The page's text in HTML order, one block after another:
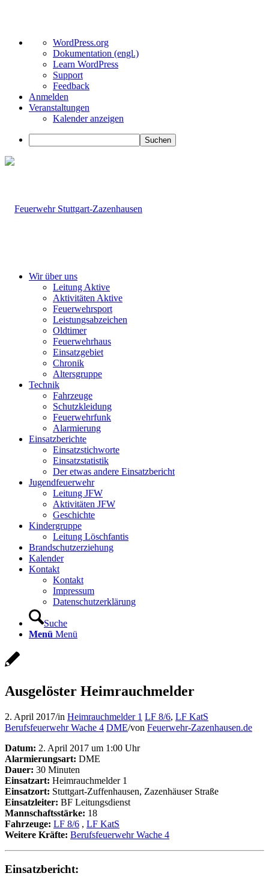
Über
WordPress
WordPress.org
Dokumentation (engl.)
Learn WordPress
Support
Feedback
Anmelden
Veranstaltungen
Kalender anzeigen
Suchen
Wir über uns
Leitung Aktive
Aktivitäten Aktive
Feuerwehrsport
Leistungsabzeichen
Oldtimer
Feuerwehrhaus
Einsatzgebiet
Chronik
Altersgruppe
Technik
Fahrzeuge
Schutzkleidung
Feuerwehrfunk
Alarmierung
Einsatzberichte
Einsatzstichworte
Einsatzstatistik
Der etwas andere Einsatzbericht
Jugendfeuerwehr
Leitung JFW
Aktivitäten JFW
Geschichte
Kindergruppe
Leitung Löschfantis
Brandschutzerziehung
Kalender
Kontakt
Kontakt
Impressum
Datenschutzerklärung
Suche
Menü Menü
Ausgelöster Heimrauchmelder
2. April 2017/in Heimrauchmelder 1 LF 8/6, LF KatS
Berufsfeuerwehr Wache 4 DME/von Feuerwehr-Zazenhausen.de
Datum: 2. April 2017 um 1:00 Uhr
Alarmierungsart: DME
Dauer: 30 Minuten
Einsatzart: Heimrauchmelder 1
Einsatzort: Stuttgart-Zuffenhausen, Zazenhäuser Straße
Einsatzleiter: BF Leitungsdienst
Mannschaftsstärke: 18
Fahrzeuge: LF 8/6 , LF KatS
Weitere Kräfte: Berufsfeuerwehr Wache 4
Einsatzbericht: